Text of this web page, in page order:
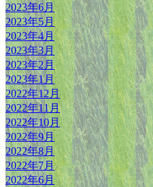
2023年6月
2023年5月
2023年4月
2023年3月
2023年2月
2023年1月
2022年12月
2022年11月
2022年10月
2022年9月
2022年8月
2022年7月
2022年6月